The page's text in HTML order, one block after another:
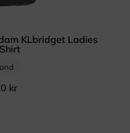
KLbridget Ladies
kr